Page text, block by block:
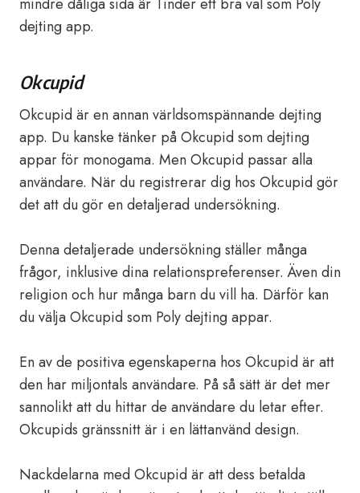
dejting app.
Okcupid
Okcupid är en annan världsomspännande dejting
app. Du kanske tänker på Okcupid som dejting
appar för monogama. Men Okcupid passar alla
användare. När du registrerar dig hos Okcupid gör
det att du gör en detaljerad undersökning.
Denna detaljerade undersökning ställer många
frågor, inklusive dina relationspreferenser. Även din
religion och hur många barn du vill ha. Därför kan
du välja Okcupid som Poly dejting appar.
En av de positiva egenskaperna hos Okcupid är att
den har miljontals användare. På så sätt är det mer
sannolikt att du hittar de användare du letar efter.
Okcupids gränssnitt är i en lättanvänd design.
Nackdelarna med Okcupid är att dess betalda